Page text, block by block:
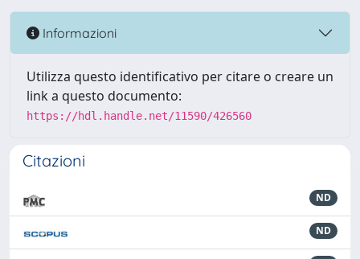
Informazioni
Utilizza questo identificativo per citare o creare un
link a questo documento:
https://hdl.handle.net/11590/426560
Citazioni
ND
ND